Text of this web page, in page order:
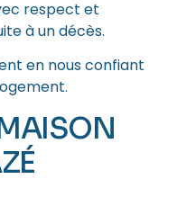
respect et
à un décès.
en nous confiant